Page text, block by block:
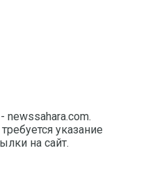
указание
на сайт.